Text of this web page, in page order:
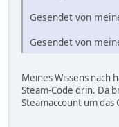
Gesendet von
Gesendet von
Meines Wissens nach
Steam-Code drin. Da
Steamaccount um das